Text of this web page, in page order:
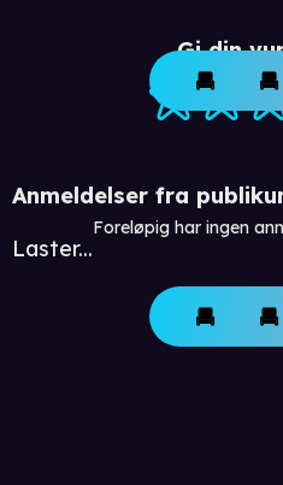
Gi din
Anmeldelser fra
Laster...
Foreløpig har ingen